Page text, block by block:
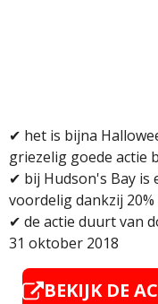
✔ het is bijna
griezelig goede actie
✔ bij Hudson's Bay is
voordelig dankzij
✔ de actie duurt van
31 oktober 2018
BEKIJK DE